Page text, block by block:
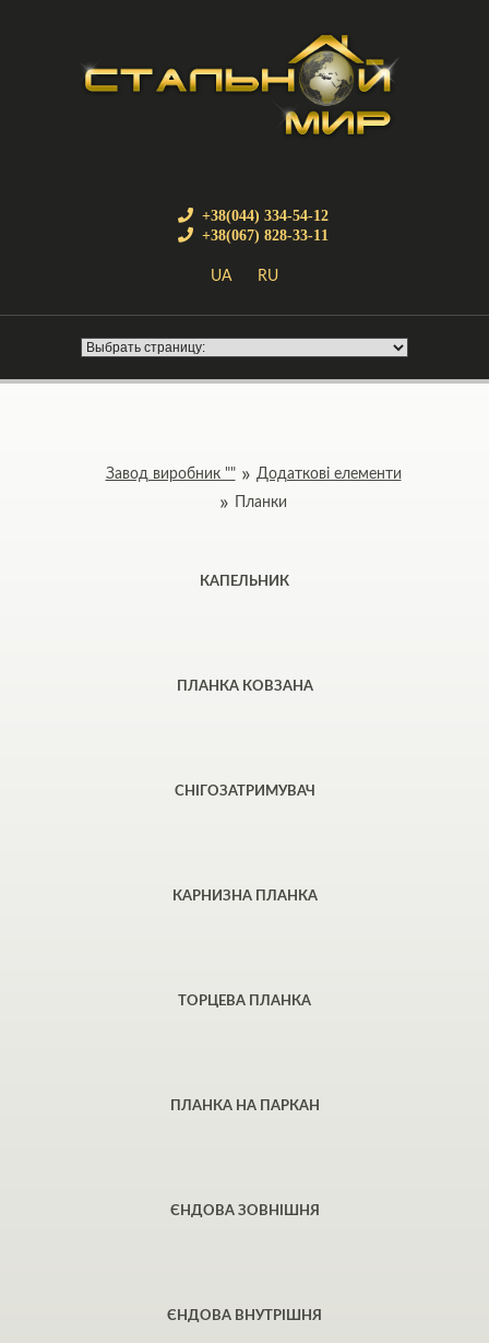
+38(044) 334-54-12
+38(067) 828-33-11
UA RU
Завод виробник ""
Додаткові елементи
Планки
КАПЕЛЬНИК
ПЛАНКА КОВЗАНА
СНІГОЗАТРИМУВАЧ
КАРНИЗНА ПЛАНКА
ТОРЦЕВА ПЛАНКА
ПЛАНКА НА ПАРКАН
ЄНДОВА ЗОВНІШНЯ
ЄНДОВА ВНУТРІШНЯ